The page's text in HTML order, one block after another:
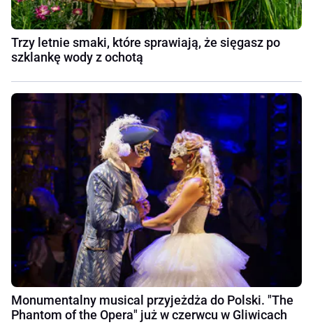
Trzy letnie smaki, które sprawiają, że sięgasz po
szklankę wody z ochotą
Monumentalny musical przyjeżdża do Polski. "The
Phantom of the Opera" już w czerwcu w Gliwicach